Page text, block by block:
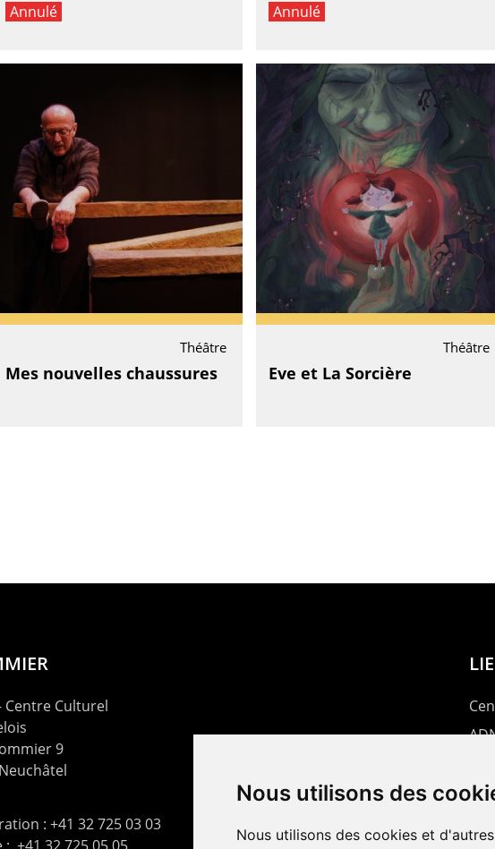
Nous utilisons des
Nous utilisons des cookies et
Annulé Annulé
Théâtre
Mes nouvelles chaussures
Théâtre
Eve et La Sorcière
Centre Culturel
9
: +41 32 725 03 03